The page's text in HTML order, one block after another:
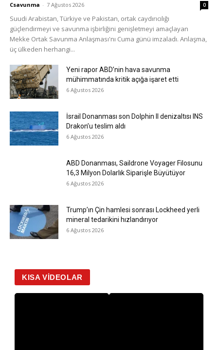
Csavunma - 7 Ağustos 2026 0
Suudi Arabistan, Türkiye ve Pakistan, ortak caydırıcılığı
güçlendirmeyi ve savunma işbirliğini genişletmeyi amaçlayan
Mekke Ortak Savunma Anlaşması'nı Cuma günü imzaladı. Anlaşma,
üç ülkeden herhangi...
Yeni rapor ABD’nin hava savunma
mühimmatında kritik açığa işaret etti
6 Ağustos 2026
İsrail Donanması son Dolphin II denizaltısı INS
Drakon’u teslim aldı
6 Ağustos 2026
ABD Donanması, Saildrone Voyager Filosunu
16,3 Milyon Dolarlık Siparişle Büyütüyor
6 Ağustos 2026
Trump’ın Çin hamlesi sonrası Lockheed yerli
mineral tedarikini hızlandırıyor
6 Ağustos 2026
KISA VİDEOLAR